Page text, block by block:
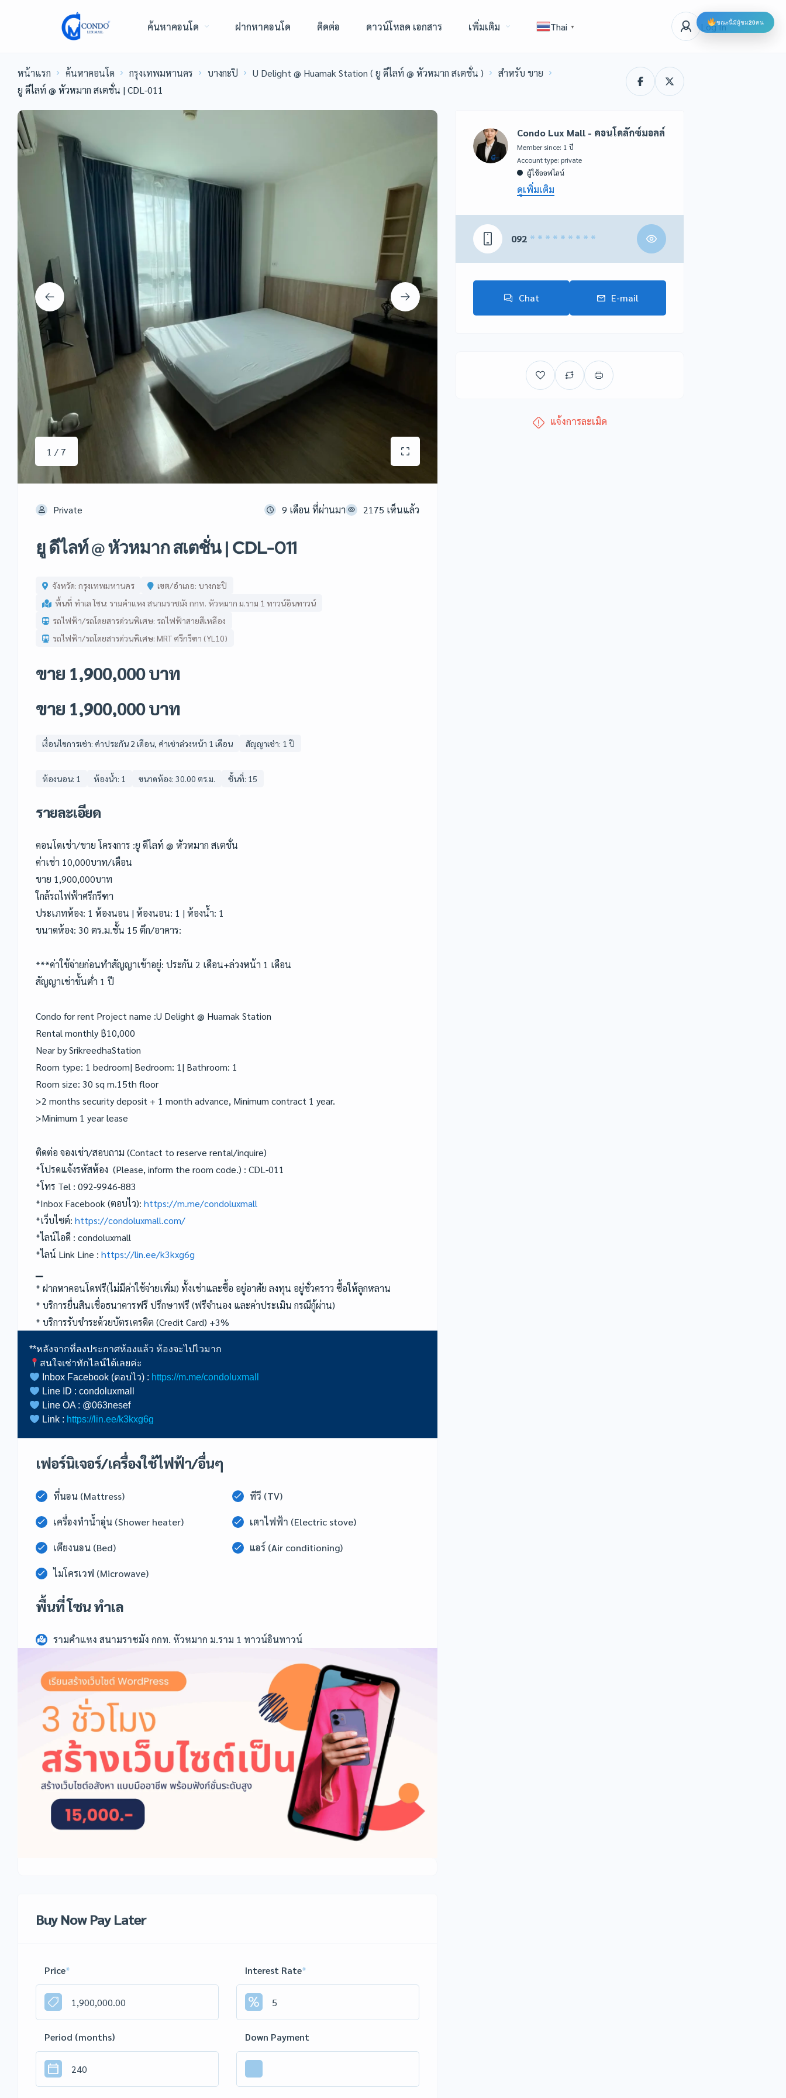
ค้นหาคอนโด ฝากหาคอนโด ติดต่อ ดาวน์โหลด เอกสาร เพิ่มเติม Thai ▼ Log In
หน้าแรก ค้นหาคอนโด กรุงเทพมหานคร บางกะปิ U Delight @ Huamak Station ( ยู ดีไลท์ @ หัวหมาก สเตชั่น )
สำหรับ ขาย
ยู ดีไลท์ @ หัวหมาก สเตชั่น | CDL-011
1 / 7
Private 9 เดือน ที่ผ่านมา 2175 เห็นแล้ว
ยู ดีไลท์ @ หัวหมาก สเตชั่น | CDL-011
จังหวัด: กรุงเทพมหานคร
เขต/อำเภอ: บางกะปิ
พื้นที่ ทำเล โซน: รามคำแหง สนามราชมัง กกท. หัวหมาก ม.ราม 1 ทาวน์อินทาวน์
รถไฟฟ้า/รถโดยสารด่วนพิเศษ: รถไฟฟ้าสายสีเหลือง
รถไฟฟ้า/รถโดยสารด่วนพิเศษ: MRT ศรีกรีฑา (YL10)
ขาย 1,900,000 บาท
ขาย 1,900,000 บาท
เงื่อนไขการเช่า: ค่าประกัน 2 เดือน, ค่าเช่าล่วงหน้า 1 เดือน สัญญาเช่า: 1 ปี
ห้องนอน: 1 ห้องน้ำ: 1 ขนาดห้อง: 30.00 ตร.ม. ชั้นที่: 15
รายละเอียด
คอนโดเช่า/ขาย โครงการ :ยู ดีไลท์ @ หัวหมาก สเตชั่น
ค่าเช่า 10,000บาท/เดือน
ขาย 1,900,000บาท
ใกล้รถไฟฟ้าศรีกรีฑา
ประเภทห้อง: 1 ห้องนอน | ห้องนอน: 1 | ห้องน้ำ: 1
ขนาดห้อง: 30 ตร.ม.ชั้น 15 ตึก/อาคาร:
***ค่าใช้จ่ายก่อนทำสัญญาเข้าอยู่: ประกัน 2 เดือน+ล่วงหน้า 1 เดือน
สัญญาเช่าขั้นต่ำ 1 ปี
Condo for rent Project name :U Delight @ Huamak Station
Rental monthly ฿10,000
Near by SrikreedhaStation
Room type: 1 bedroom| Bedroom: 1| Bathroom: 1
Room size: 30 sq m.15th floor
>2 months security deposit + 1 month advance, Minimum contract 1 year.
>Minimum 1 year lease
ติดต่อ จองเช่า/สอบถาม (Contact to reserve rental/inquire)
*โปรดแจ้งรหัสห้อง (Please, inform the room code.) : CDL-011
*โทร Tel : 092-9946-883
*Inbox Facebook (ตอบไว): https://m.me/condoluxmall
*เว็บไซต์: https://condoluxmall.com/
*ไลน์ไอดี : condoluxmall
*ไลน์ Link Line : https://lin.ee/k3kxg6g
* ฝากหาคอนโดฟรี(ไม่มีค่าใช้จ่ายเพิ่ม) ทั้งเช่าและซื้อ อยู่อาศัย ลงทุน อยู่ชั่วคราว ซื้อให้ลูกหลาน
* บริการยื่นสินเชื่อธนาคารฟรี ปรึกษาฟรี (ฟรีจำนอง และค่าประเมิน กรณีกู้ผ่าน)
* บริการรับชำระด้วยบัตรเครดิต (Credit Card) +3%
Inbox Facebook (ตอบไว) : https://m.me/condoluxmall
Line OA : @063nesef
Link : https://lin.ee/k3kxg6g
เฟอร์นิเจอร์/เครื่องใช้ไฟฟ้า/อื่นๆ
ที่นอน (Mattress) ทีวี (TV)
เครื่องทำน้ำอุ่น (Shower heater) เตาไฟฟ้า (Electric stove)
เตียงนอน (Bed) แอร์ (Air conditioning)
ไมโครเวฟ (Microwave)
พื้นที่ โซน ทำเล
รามคำแหง สนามราชมัง กกท. หัวหมาก ม.ราม 1 ทาวน์อินทาวน์
Buy Now Pay Later
Price* Interest Rate*
Period (months) Down Payment
Condo Lux Mall - คอนโดลักซ์มอลล์
Member since: 1 ปี
account type: private
ผู้ใช้ออฟไลน์
ดูเพิ่มเติม
092 * * * * * * * * *
Chat E-mail
แจ้งการละเมิด
ขณะนี้มีผู้ชม20คน